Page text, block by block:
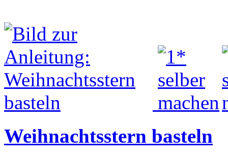
Weihnachtsstern basteln